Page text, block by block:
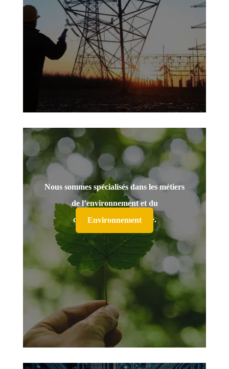
Nous sommes spécialisés dans les métiers
de l’environnement et du
développement durable.
Environnement